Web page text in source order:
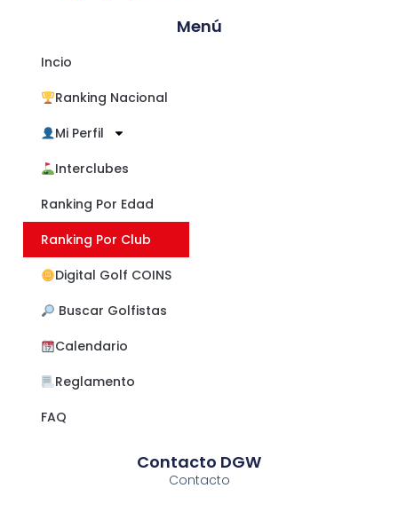
Menú
Incio
Ranking Nacional
Mi Perfil
Interclubes
Ranking Por Edad
Ranking Por Club
Digital Golf COINS
​ Buscar Golfistas
Calendario
Reglamento
FAQ
Contacto DGW
Contacto